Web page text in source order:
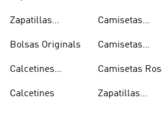
Zapatillas
Blancas
Bolsas Originals
Calcetines
Blancos
Calcetines
Camisetas
Camisetas
Camisetas
Zapatillas